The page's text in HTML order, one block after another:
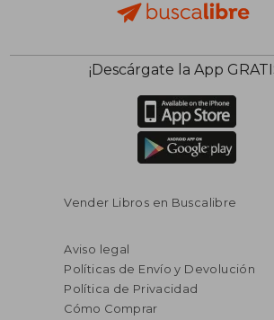
¡Descárgate la App
Vender Libros en Buscalibre
Aviso legal
Políticas de Envío y Devolución
Política de Privacidad
Cómo Comprar